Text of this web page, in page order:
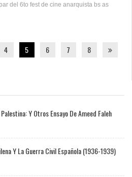
del 6to fest de cine anarquista bs as
4 5 6 7 8
Y Otros Ensayo De Ameed Faleh
Y La Guerra Civil Española (1936-1939)